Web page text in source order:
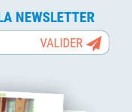
NEWSLETTER